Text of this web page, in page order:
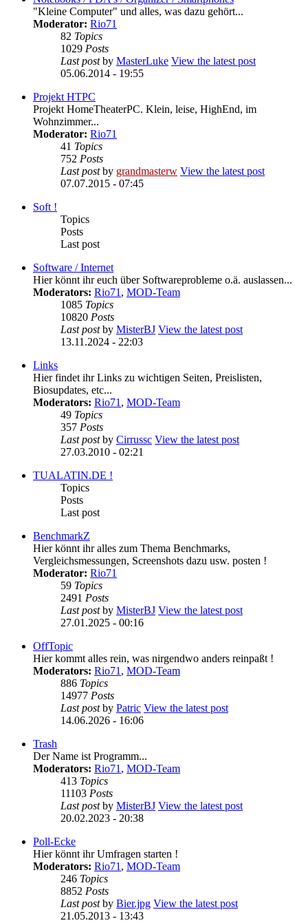
"Kleine Computer" und alles, was dazu gehört...
Moderator: Rio71
82 Topics
1029 Posts
Last postby MasterLuke View the latest post
05.06.2014 - 19:55
Projekt HTPC
Projekt HomeTheaterPC. Klein, leise, HighEnd, im
Wohnzimmer...
Moderator: Rio71
41 Topics
752 Posts
Last postby grandmasterw View the latest post
07.07.2015 - 07:45
Soft !
Topics
Posts
Last post
Software / Internet
Hier könnt ihr euch über Softwareprobleme o.ä. auslassen...
Moderators: Rio71, MOD-Team
1085 Topics
10820 Posts
Last postby MisterBJ View the latest post
13.11.2024 - 22:03
Links
Hier findet ihr Links zu wichtigen Seiten, Preislisten,
Biosupdates, etc...
Moderators: Rio71, MOD-Team
49 Topics
357 Posts
Last postby Cirrussc View the latest post
27.03.2010 - 02:21
TUALATIN.DE !
Topics
Posts
Last post
BenchmarkZ
Hier könnt ihr alles zum Thema Benchmarks,
Vergleichsmessungen, Screenshots dazu usw. posten !
Moderator: Rio71
59 Topics
2491 Posts
Last postby MisterBJ View the latest post
27.01.2025 - 00:16
OffTopic
Hier kommt alles rein, was nirgendwo anders reinpaßt !
Moderators: Rio71, MOD-Team
886 Topics
14977 Posts
Last postby Patric View the latest post
14.06.2026 - 16:06
Trash
Der Name ist Programm...
Moderators: Rio71, MOD-Team
413 Topics
11103 Posts
Last postby MisterBJ View the latest post
20.02.2023 - 20:38
Poll-Ecke
Hier könnt ihr Umfragen starten !
Moderators: Rio71, MOD-Team
246 Topics
8852 Posts
Last postby Bier.jpg View the latest post
21.05.2013 - 13:43